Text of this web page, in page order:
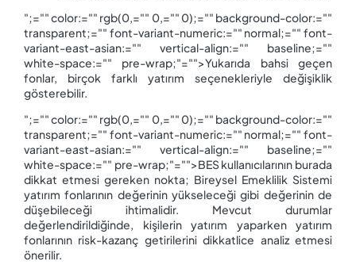
";="" color:="" rgb(0,="" 0,="" 0);="" background-color:=""
transparent;="" font-variant-numeric:="" normal;="" font-
variant-east-asian:="" vertical-align:="" baseline;=""
white-space:="" pre-wrap;"="">Yukarıda bahsi geçen
fonlar, birçok farklı yatırım seçenekleriyle değişiklik
gösterebilir.
";="" color:="" rgb(0,="" 0,="" 0);="" background-color:=""
transparent;="" font-variant-numeric:="" normal;="" font-
variant-east-asian:="" vertical-align:="" baseline;=""
white-space:="" pre-wrap;"="">BES kullanıcılarının burada
dikkat etmesi gereken nokta; Bireysel Emeklilik Sistemi
yatırım fonlarının değerinin yükseleceği gibi değerinin de
düşebileceği ihtimalidir. Mevcut durumlar
değerlendirildiğinde, kişilerin yatırım yaparken yatırım
fonlarının risk-kazanç getirilerini dikkatlice analiz etmesi
önerilir.